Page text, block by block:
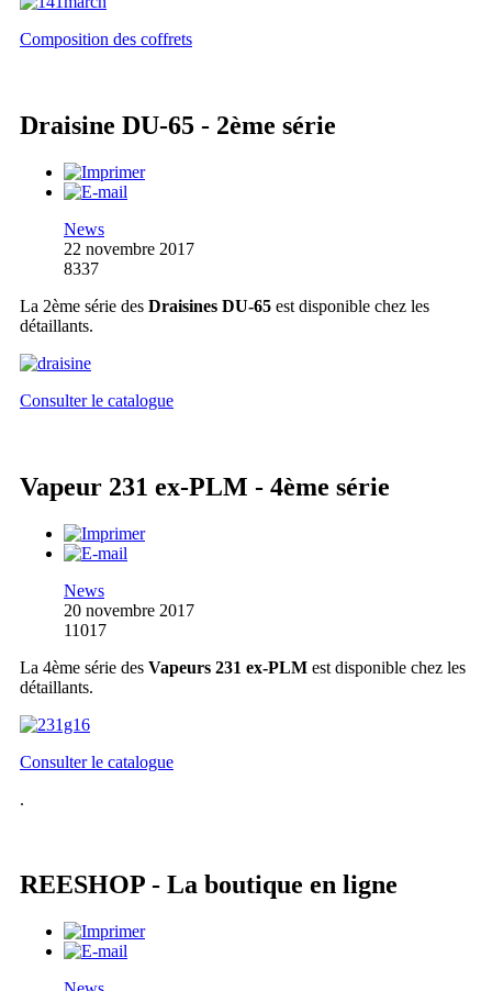
Composition des coffrets
Draisine DU-65 - 2ème série
News
22 novembre 2017
8337
La 2ème série des Draisines DU-65 est disponible chez les
détaillants.
Consulter le catalogue
Vapeur 231 ex-PLM - 4ème série
News
20 novembre 2017
11017
La 4ème série des Vapeurs 231 ex-PLM est disponible chez les
détaillants.
Consulter le catalogue
.
REESHOP - La boutique en ligne